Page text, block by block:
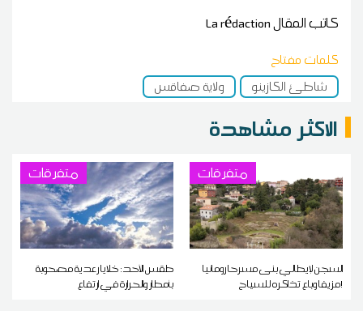
كاتب المقالLa rédaction
كلمات مفتاح
شاطئ الكازينو
ولاية صفاقس
الاكثر مشاهدة
متفرقات
السجن لإيطالي بنى مسرحا رومانيا
مزيفا وباع تذاكره للسياح!
متفرقات
طقس الأحد: خلايا رعدية مصحوبة
بأمطار والحرارة في ارتفاع